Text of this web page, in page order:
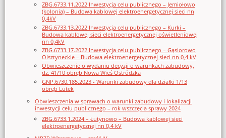
ZBG.6733.11.2022 Inwestycja celu publicznego – Jemiołowo
(kolonia) – Budowa kablowej elektroenergetycznej sieci nn
0,4kV
ZBG.6733.13.2022 Inwestycja celu publicznego – Kurki –
Budowa kablowej sieci elektroenergetycznej oświetleniowej
nn 0,4kV
ZBG.6733.17.2022 Inwestycja celu publicznego – Gąsiorowo
Olsztyneckie – Budowa elektroenergetycznej sieci nn 0,4 kV
Obwieszczenie o wydaniu decyzji o warunkach zabudowy,
dz. 41/10 obręb Nowa Wieś Ostródzka
GNP.6730.185.2023 - Warunki zabudowy dla działki 1/13
obręb Lutek
Obwieszczenia w sprawach o warunki zabudowy i lokalizacji
inwestycji celu publicznego – rok wszczęcia sprawy 2024
ZBG.6733.1.2024 – Łutynowo – Budowa kablowej sieci
elektroenergetycznej nn 0,4 kV